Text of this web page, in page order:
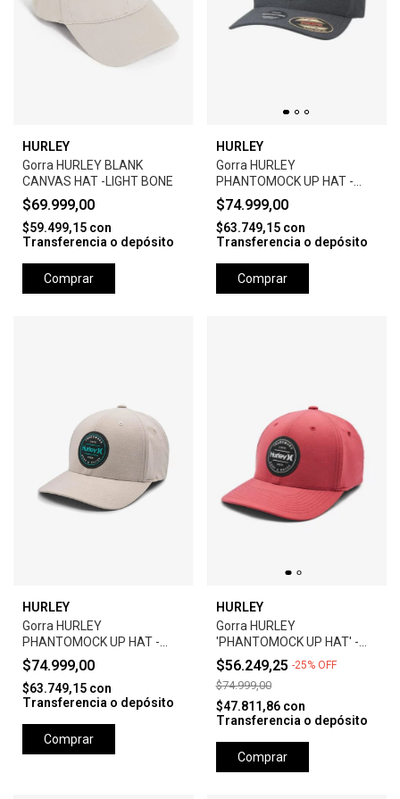
HURLEY
Gorra HURLEY BLANK
CANVAS HAT -LIGHT BONE
$69.999,00
$59.499,15 con
Transferencia o depósito
Comprar
HURLEY
Gorra HURLEY
PHANTOMOCK UP HAT -
BLACK
$74.999,00
$63.749,15 con
Transferencia o depósito
Comprar
HURLEY
Gorra HURLEY
PHANTOMOCK UP HAT -
GREY
$74.999,00
$63.749,15 con
Transferencia o depósito
Comprar
HURLEY
Gorra HURLEY
'PHANTOMOCK UP HAT' -
UNIVERSTY RED
$56.249,25 -25% OFF
$74.999,00
$47.811,86 con
Transferencia o depósito
Comprar